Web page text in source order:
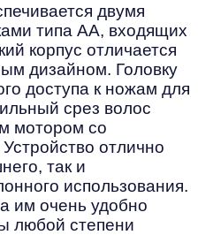
двумя
типа АА, входящих
корпус отличается
дизайном. Головку
доступа к ножам для
срез волос
мотором со
отлично
так и
использования.
им очень удобно
любой степени